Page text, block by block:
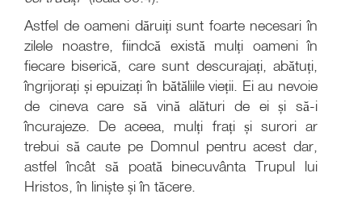
Astfel de oameni dăruiți sunt foarte necesari în
zilele noastre, fiindcă există mulți oameni în
fiecare biserică, care sunt descurajați, abătuți,
îngrijorați și epuizați în bătăliile vieții. Ei au nevoie
de cineva care să vină alături de ei și să-i
încurajeze. De aceea, mulți frați și surori ar
trebui să caute pe Domnul pentru acest dar,
astfel încât să poată binecuvânta Trupul lui
Hristos, în liniște și în tăcere.